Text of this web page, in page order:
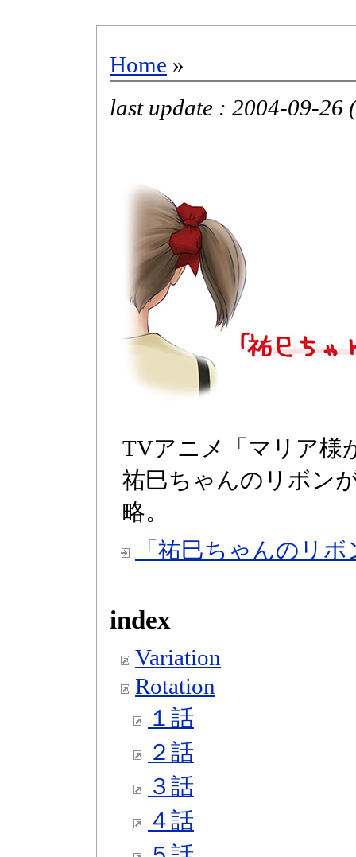
Home »
last update : 2004-09-26
TVアニメ「マリア様
祐巳ちゃんのリボン
略。
「祐巳ちゃんのリ
index
Variation
Rotation
１話
２話
３話
４話